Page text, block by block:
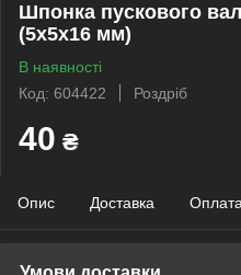
Шпонка пускового
(5х5х16 мм)
В наявності
Код: 604422
Роздріб
40 ₴
Опис Доставка Оплата